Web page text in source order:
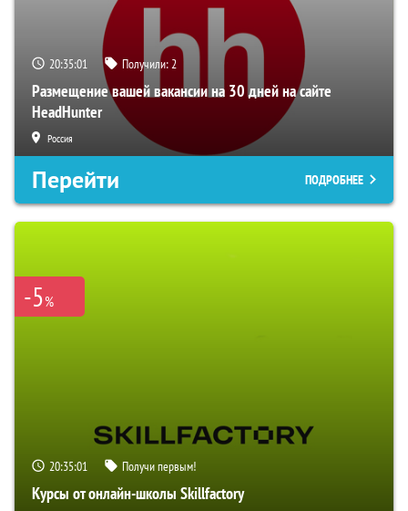
20:35:00 Получили:2
Размещение вашей вакансии на 30 дней на сайте
HeadHunter
Россия
Перейти ПОДРОБНЕЕ
-5%
20:35:00 Получи первым!
Курсы от онлайн-школы Skillfactory